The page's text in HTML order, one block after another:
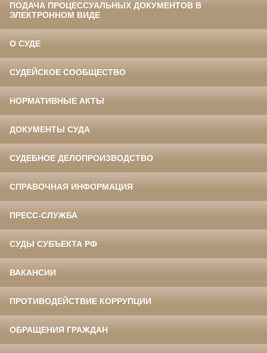
ПОДАЧА ПРОЦЕССУАЛЬНЫХ ДОКУМЕНТОВ В
ЭЛЕКТРОННОМ ВИДЕ
О СУДЕ
СУДЕЙСКОЕ СООБЩЕСТВО
НОРМАТИВНЫЕ АКТЫ
ДОКУМЕНТЫ СУДА
СУДЕБНОЕ ДЕЛОПРОИЗВОДСТВО
СПРАВОЧНАЯ ИНФОРМАЦИЯ
ПРЕСС-СЛУЖБА
СУДЫ СУБЪЕКТА РФ
ВАКАНСИИ
ПРОТИВОДЕЙСТВИЕ КОРРУПЦИИ
ОБРАЩЕНИЯ ГРАЖДАН